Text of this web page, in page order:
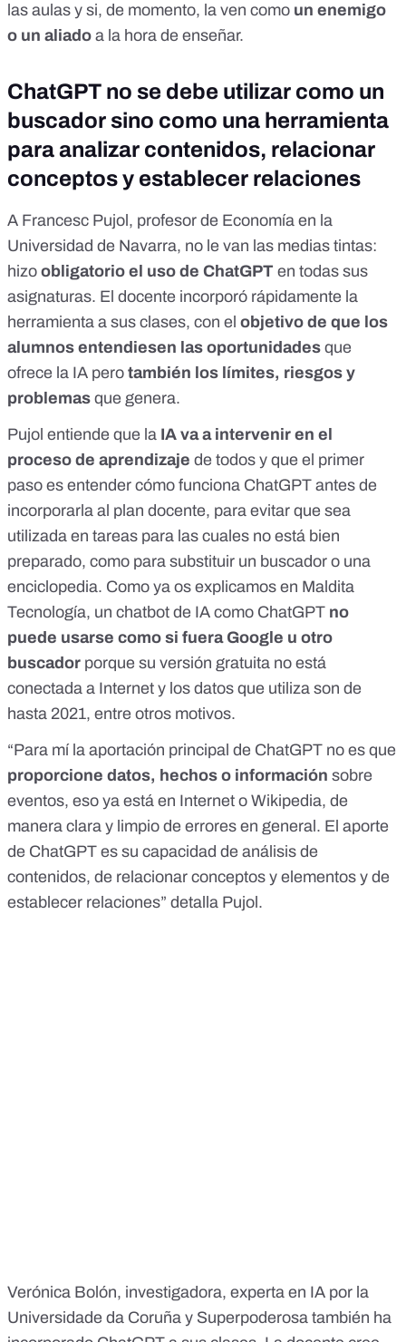
las aulas y si, de momento, la ven como un enemigo
o un aliado a la hora de enseñar.
ChatGPT no se debe utilizar como un
buscador sino como una herramienta
para analizar contenidos, relacionar
conceptos y establecer relaciones
A Francesc Pujol , profesor de Economía en la
Universidad de Navarra, no le van las medias tintas:
hizo obligatorio el uso de ChatGPT en todas sus
asignaturas. El docente incorporó rápidamente la
herramienta a sus clases, con el objetivo de que los
alumnos entendiesen las oportunidades que
ofrece la IA pero también los límites, riesgos y
problemas que genera.
Pujol entiende que la IA va a intervenir en el
proceso de aprendizaje de todos y que el primer
paso es entender cómo funciona ChatGPT antes de
incorporarla al plan docente, para evitar que sea
utilizada en tareas para las cuales no está bien
preparado, como para substituir un buscador o una
enciclopedia. Como ya os explicamos en Maldita
Tecnología, un chatbot de IA como ChatGPT no
puede usarse como si fuera Google u otro
buscador porque su versión gratuita no está
conectada a Internet y los datos que utiliza son de
hasta 2021, entre otros motivos.
“Para mí la aportación principal de ChatGPT no es que
proporcione datos, hechos o información sobre
eventos, eso ya está en Internet o Wikipedia, de
manera clara y limpio de errores en general. El aporte
de ChatGPT es su capacidad de análisis de
contenidos, de relacionar conceptos y elementos y de
establecer relaciones” detalla Pujol.
Verónica Bolón, investigadora, experta en IA por la
Universidade da Coruña y Superpoderosa también ha